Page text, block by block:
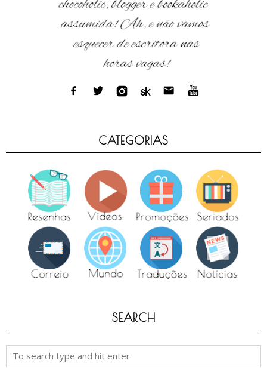
CATEGORIAS
SEARCH